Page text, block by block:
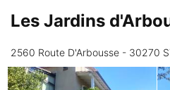
Les Jardins
2560 Route D'Arbousse - 30270